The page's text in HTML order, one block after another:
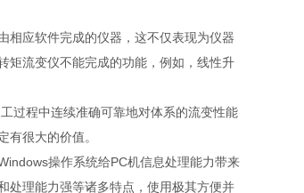
相应软件完成的仪器，这不仅表现为仪器
矩流变仪不能完成的功能，例如，线性升
过程中连续准确可靠地对体系的流变性能
很大的价值。
操作系统给PC机信息处理能力带来
处理能力强等诸多特点，使用极其方便并